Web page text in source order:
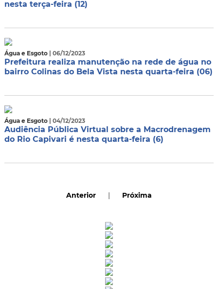
nesta terça-feira (12)
Água e Esgoto | 06/12/2023
Prefeitura realiza manutenção na rede de água no
bairro Colinas do Bela Vista nesta quarta-feira (06)
Água e Esgoto | 04/12/2023
Audiência Pública Virtual sobre a Macrodrenagem
do Rio Capivari é nesta quarta-feira (6)
Anterior | Próxima